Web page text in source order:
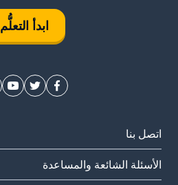
ابدأ التعلُّم
اتصل بنا
الأسئلة الشائعة والمساعدة